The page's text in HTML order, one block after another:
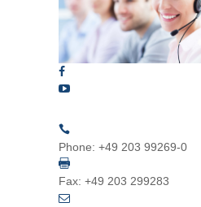
Phone: +49 203 99269-0
Fax: +49 203 299283